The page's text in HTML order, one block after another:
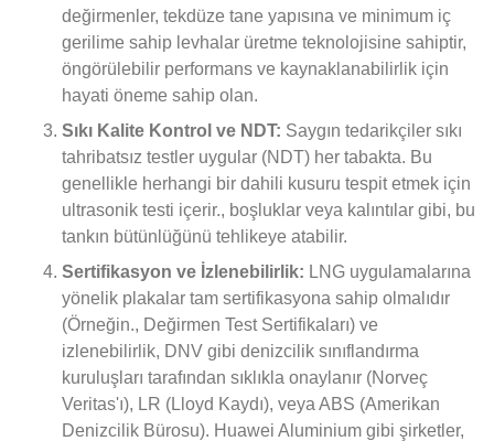
değirmenler, tekdüze tane yapısına ve minimum iç
gerilime sahip levhalar üretme teknolojisine sahiptir,
öngörülebilir performans ve kaynaklanabilirlik için
hayati öneme sahip olan.
Sıkı Kalite Kontrol ve NDT: Saygın tedarikçiler sıkı
tahribatsız testler uygular (NDT) her tabakta. Bu
genellikle herhangi bir dahili kusuru tespit etmek için
ultrasonik testi içerir., boşluklar veya kalıntılar gibi, bu
tankın bütünlüğünü tehlikeye atabilir.
Sertifikasyon ve İzlenebilirlik: LNG uygulamalarına
yönelik plakalar tam sertifikasyona sahip olmalıdır
(Örneğin., Değirmen Test Sertifikaları) ve
izlenebilirlik, DNV gibi denizcilik sınıflandırma
kuruluşları tarafından sıklıkla onaylanır (Norveç
Veritas'ı), LR (Lloyd Kaydı), veya ABS (Amerikan
Denizcilik Bürosu). Huawei Aluminium gibi şirketler,